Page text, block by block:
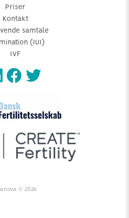
Priser
Kontakt
samtale
(IUI)
IVF
© 2026